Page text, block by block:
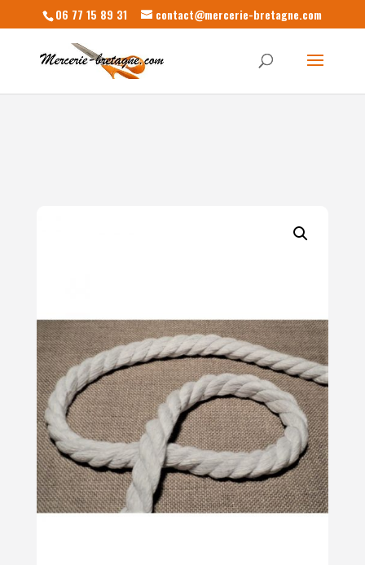
06 77 15 89 31 contact@mercerie-bretagne.com